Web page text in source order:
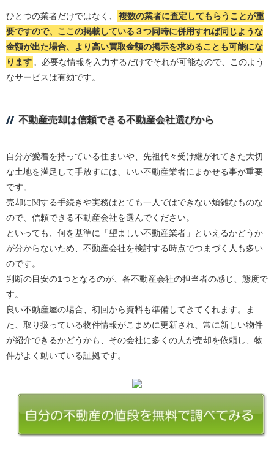
ひとつの業者だけではなく、
複数の業者に査定してもらうことが重
要ですので、ここの掲載している３つ同時に併用すれば同じような
金額が出た場合、より高い買取金額の掲示を求めることも可能にな
ります 。必要な情報を入力するだけでそれが可能なので、このよう
なサービスは有効です。
不動産売却は信頼できる不動産会社選びから
自分が愛着を持っている住まいや、先祖代々受け継がれてきた大切
な土地を満足して手放すには、いい不動産業者にまかせる事が重要
です。
売却に関する手続きや実務はとても一人ではできない煩雑なものな
ので、信頼できる不動産会社を選んでください。
といっても、何を基準に「望ましい不動産業者」といえるかどうか
が分からないため、不動産会社を検討する時点でつまづく人も多い
のです。
判断の目安の1つとなるのが、各不動産会社の担当者の感じ、態度で
す。
良い不動産屋の場合、初回から資料も準備してきてくれます。ま
た、取り扱っている物件情報がこまめに更新され、常に新しい物件
が紹介できるかどうかも、その会社に多くの人が売却を依頼し、物
件がよく動いている証拠です。